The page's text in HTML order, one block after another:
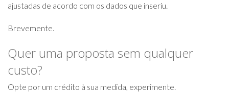
ajustadas de acordo com os dados que inseriu.
Brevemente.
Quer uma proposta sem qualquer
custo?
Opte por um crédito à sua medida, experimente.